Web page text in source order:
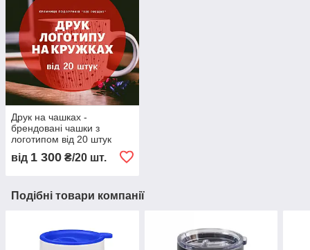
Друк на чашках -
брендовані чашки з
логотипом від 20 штук
від 1 300 ₴/20 шт.
Подібні товари компанії